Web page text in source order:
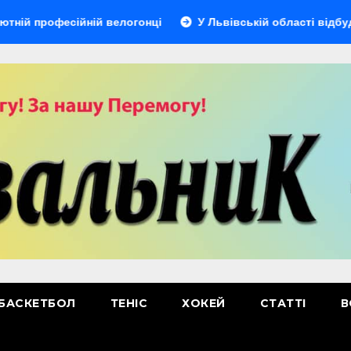
велогонці У Львівській області
ТЕНІС ХОКЕЙ СТАТТІ